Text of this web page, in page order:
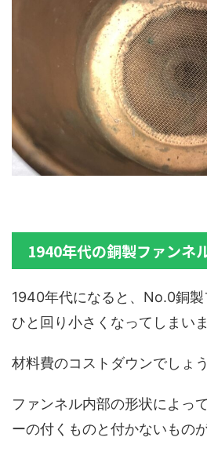
1940年代の銅製ファンネ
1940年代になると、No.0銅
ひと回り小さくなってしまいま
材料費のコストダウンでしょう
ファンネル内部の形状によっ
ーの付くものと付かないもの